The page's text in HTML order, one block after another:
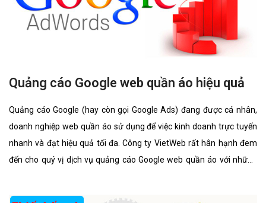
Quảng cáo Google web quần áo hiệu quả
Quảng cáo Google (hay còn gọi Google Ads) đang được cá nhân,
doanh nghiệp web quần áo sử dụng để việc kinh doanh trực tuyến
nhanh và đạt hiệu quả tối đa. Công ty VietWeb rất hân hạnh đem
đến cho quý vị dịch vụ quảng cáo Google web quần áo với những